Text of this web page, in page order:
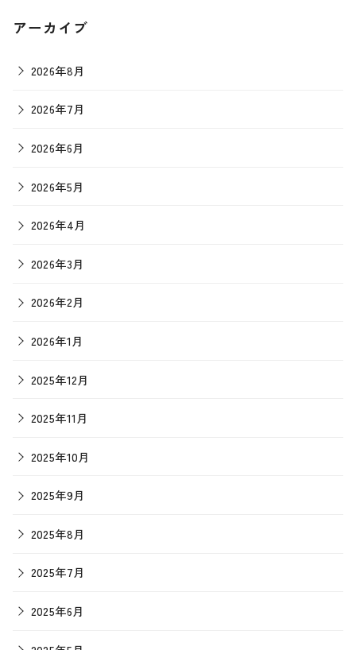
アーカイブ
2026年8月
2026年7月
2026年6月
2026年5月
2026年4月
2026年3月
2026年2月
2026年1月
2025年12月
2025年11月
2025年10月
2025年9月
2025年8月
2025年7月
2025年6月